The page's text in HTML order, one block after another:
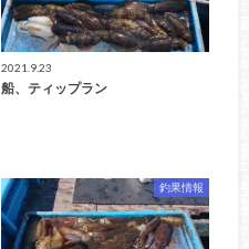
2021.9.23
船、ティップラン
釣果情報